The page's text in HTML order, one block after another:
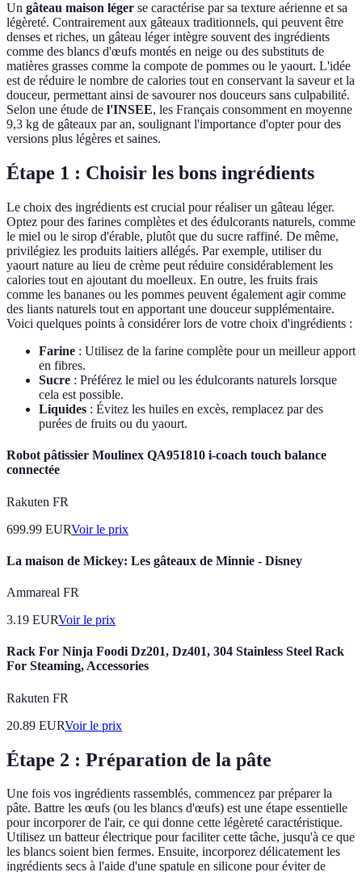
Un gâteau maison léger se caractérise par sa texture aérienne et sa
légèreté. Contrairement aux gâteaux traditionnels, qui peuvent être
denses et riches, un gâteau léger intègre souvent des ingrédients
comme des blancs d'œufs montés en neige ou des substituts de
matières grasses comme la compote de pommes ou le yaourt. L'idée
est de réduire le nombre de calories tout en conservant la saveur et la
douceur, permettant ainsi de savourer nos douceurs sans culpabilité.
Selon une étude de l'INSEE, les Français consomment en moyenne
9,3 kg de gâteaux par an, soulignant l'importance d'opter pour des
versions plus légères et saines.
Étape 1 : Choisir les bons ingrédients
Le choix des ingrédients est crucial pour réaliser un gâteau léger.
Optez pour des farines complètes et des édulcorants naturels, comme
le miel ou le sirop d'érable, plutôt que du sucre raffiné. De même,
privilégiez les produits laitiers allégés. Par exemple, utiliser du
yaourt nature au lieu de crème peut réduire considérablement les
calories tout en ajoutant du moelleux. En outre, les fruits frais
comme les bananes ou les pommes peuvent également agir comme
des liants naturels tout en apportant une douceur supplémentaire.
Voici quelques points à considérer lors de votre choix d'ingrédients :
Farine : Utilisez de la farine complète pour un meilleur apport
en fibres.
Sucre : Préférez le miel ou les édulcorants naturels lorsque
cela est possible.
Liquides : Évitez les huiles en excès, remplacez par des
purées de fruits ou du yaourt.
Robot pâtissier Moulinex QA951810 i-coach touch balance
connectée
Rakuten FR
699.99 EURVoir le prix
La maison de Mickey: Les gâteaux de Minnie - Disney
Ammareal FR
3.19 EURVoir le prix
Rack For Ninja Foodi Dz201, Dz401, 304 Stainless Steel Rack
For Steaming, Accessories
Rakuten FR
20.89 EURVoir le prix
Étape 2 : Préparation de la pâte
Une fois vos ingrédients rassemblés, commencez par préparer la
pâte. Battre les œufs (ou les blancs d'œufs) est une étape essentielle
pour incorporer de l'air, ce qui donne cette légèreté caractéristique.
Utilisez un batteur électrique pour faciliter cette tâche, jusqu'à ce que
les blancs soient bien fermes. Ensuite, incorporez délicatement les
ingrédients secs à l'aide d'une spatule en silicone pour éviter de